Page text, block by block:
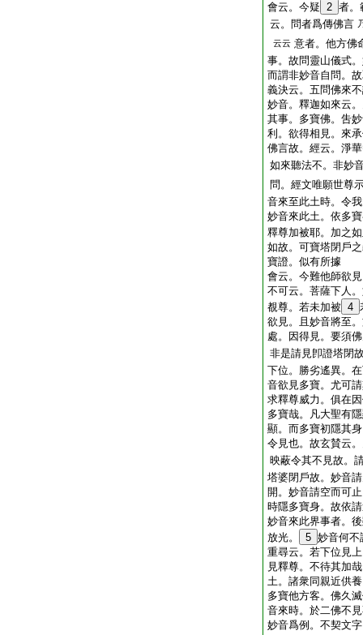
會云。今疑 2 者。
云。問者爲傳佛言
云云 意者。他方佛
事。故問靈山儀式
而謂非妙音自問。
義決云。五問佛來
妙音。釋迦如來云
其事。多寶佛。吿
利。欲得相見。來
佛言故。經云。淨
如來聽法不。非妙
問。經文唯願世尊
音來至此土時。令
妙音來此土。依多
釋尊加被耶。加之
如故。可寶塔閉戶
寶證。似有所據
會云。今難他師欲
不可云。菩薩下人
覩尊。若未加被 4
欲見。且妙音將至
處。因得見。要須
非是請見卽證塔閉
下位。勝劣遙異。
音欲見多寶。尤可
求釋尊威力。俱在
多寶哉。凡大聖有
顯。而多寶初隱其
令見也。故玄賛云
映蔽令其不見故。
塔婆閉戶故。妙音
開。妙音請空而可
時隱多寶身。故依
妙音來此界事者。
放光。
5 妙音何不
重尋云。若下位見
見釋尊。不待其加
土。諸衆同親近供
多寶他方客。佛久
音來時。於二佛不
妙音爲例。不契文